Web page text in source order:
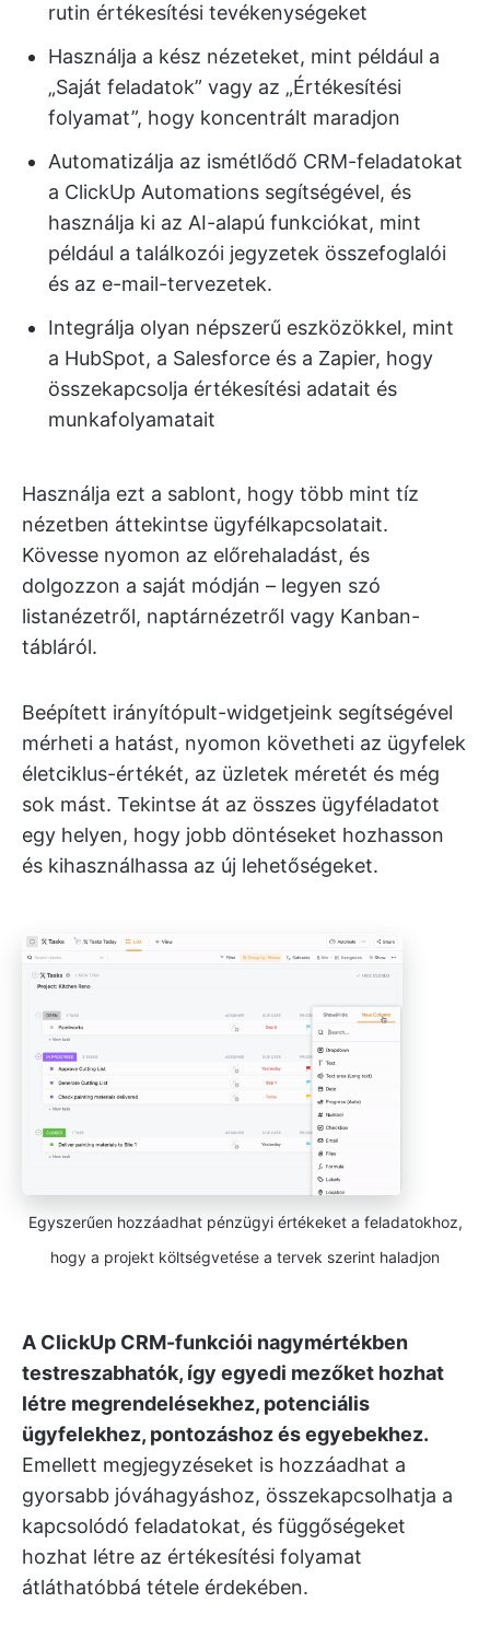
rutin értékesítési tevékenységeket
Használja a kész nézeteket, mint például a
„Saját feladatok” vagy az „Értékesítési
folyamat”, hogy koncentrált maradjon
Automatizálja az ismétlődő CRM-feladatokat
a ClickUp Automations segítségével, és
használja ki az AI-alapú funkciókat, mint
például a találkozói jegyzetek összefoglalói
és az e-mail-tervezetek.
Integrálja olyan népszerű eszközökkel, mint
a HubSpot, a Salesforce és a Zapier, hogy
összekapcsolja értékesítési adatait és
munkafolyamatait
Használja ezt a sablont, hogy több mint tíz
nézetben áttekintse ügyfélkapcsolatait.
Kövesse nyomon az előrehaladást, és
dolgozzon a saját módján – legyen szó
listanézetről, naptárnézetről vagy Kanban-
tábláról.
Beépített irányítópult-widgetjeink segítségével
mérheti a hatást, nyomon követheti az ügyfelek
életciklus-értékét, az üzletek méretét és még
sok mást. Tekintse át az összes ügyféladatot
egy helyen, hogy jobb döntéseket hozhasson
és kihasználhassa az új lehetőségeket.
Egyszerűen hozzáadhat pénzügyi értékeket a feladatokhoz,
hogy a projekt költségvetése a tervek szerint haladjon
A ClickUp CRM-funkciói nagymértékben
testreszabhatók, így egyedi mezőket hozhat
létre megrendelésekhez, potenciális
ügyfelekhez, pontozáshoz és egyebekhez.
Emellett megjegyzéseket is hozzáadhat a
gyorsabb jóváhagyáshoz, összekapcsolhatja a
kapcsolódó feladatokat, és függőségeket
hozhat létre az értékesítési folyamat
átláthatóbbá tétele érdekében.